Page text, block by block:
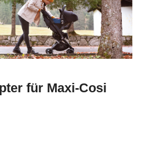
für Maxi-Cosi